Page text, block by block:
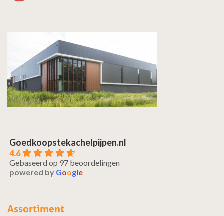
Goedkoopstekachelpijpen.nl
4.6
Gebaseerd op 97 beoordelingen
powered by Google
Assortiment